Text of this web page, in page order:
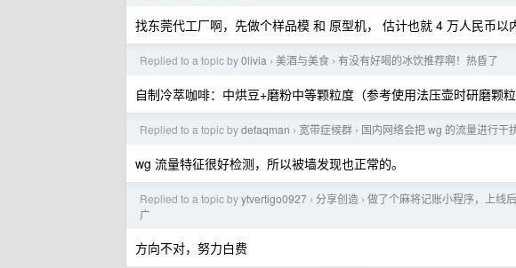
找东莞代工厂啊，先做个样品模 和 原型机， 估计也就 4 万人民币以
Replied to a topic by0livia › 美酒与美食 › 有没有好喝的冰饮推荐啊！热昏了
自制冷萃咖啡：中烘豆+磨粉中等颗粒度（参考使用法压壶时研磨颗粒
Replied to a topic bydefaqman › 宽带症候群 › 国内网络会把 wg 的流量进行干
wg 流量特征很好检测，所以被墙发现也正常的。
Replied to a topic byytvertigo0927 › 分享创造 › 做了个麻将记账小程序，上线
广
方向不对，努力白费